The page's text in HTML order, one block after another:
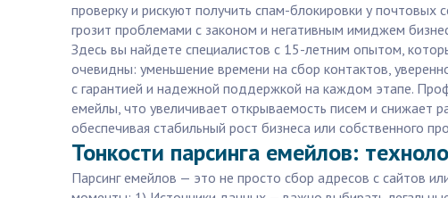
проверку и рискуют получить спам-блокировки у
грозит проблемами с законом и негативным имиджем
Здесь вы найдете специалистов с 15-летним опытом,
очевидны: уменьшение времени на сбор контактов,
с гарантией и надежной поддержкой на каждом этапе.
емейлы, что увеличивает открываемость писем и снижает
обеспечивая стабильный рост бизнеса или собственного
Тонкости парсинга емейлов:
Парсинг емейлов — это не просто сбор адресов с сайтов